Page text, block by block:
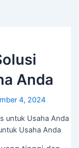
Anda
4, 2024
Usaha Anda